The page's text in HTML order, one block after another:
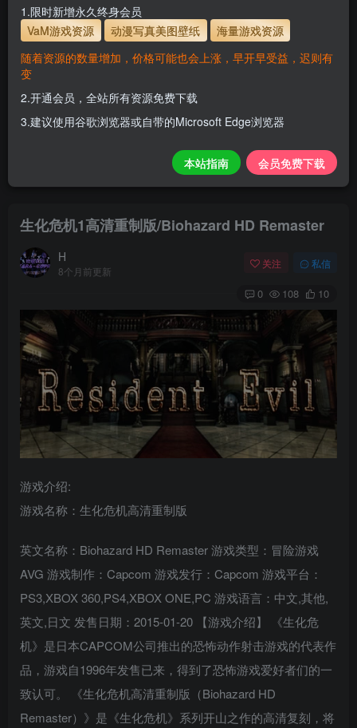
主流网盘——高速下载
支付页面打不开或支付后不跳转请联系QQ：3317425885
解压密码
会员尊享全站资源【免费下载】！
1.为了资源不失效！请不要在线解压！
3.有任何问题请联系客服或评论留言。
生化危机1高清重制版/Biohazard HD Remaster
H
8个月前更新
关注 私信
0 108 10
游戏介绍:
游戏名称：生化危机高清重制版
英文名称：Biohazard HD Remaster 游戏类型：冒险游戏
AVG 游戏制作：Capcom 游戏发行：Capcom 游戏平台：
PS3,XBOX 360,PS4,XBOX ONE,PC 游戏语言：中文,其他,
英文,日文 发售日期：2015-01-20 【游戏介绍】 《生化危
机》是日本CAPCOM公司推出的恐怖动作射击游戏的代表作
品，游戏自1996年发售已来，得到了恐怖游戏爱好者们的一
致认可。 《生化危机高清重制版（Biohazard HD
Remaster）》是《生化危机》系列开山之作的高清复刻，将
1.限时新增永久终身会员
VaM游戏资源
动漫写真美图壁纸
海量游戏资源
随着资源的数量增加，价格可能也会上涨，早开早受益，迟则有
变
2.开通会员，全站所有资源免费下载
3.建议使用谷歌浏览器或自带的Microsoft Edge浏览器
本站指南 会员免费下载